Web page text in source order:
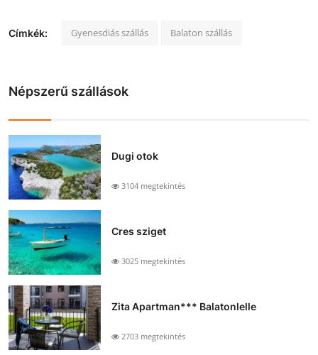
Címkék: Gyenesdiás szállás Balaton szállás
Népszerű szállások
Dugi otok
3104 megtekintés
Cres sziget
3025 megtekintés
Zita Apartman*** Balatonlelle
2703 megtekintés